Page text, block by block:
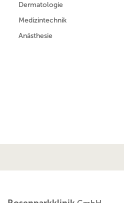
Dermatologie
Medizintechnik
Anästhesie